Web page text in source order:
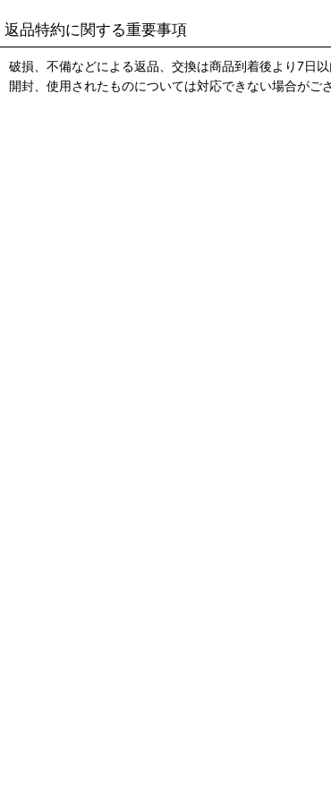
返品特約に関する重要事項
破損、不備などによる返品、交換は商品到着後より7日以
開封、使用されたものについては対応できない場合がご